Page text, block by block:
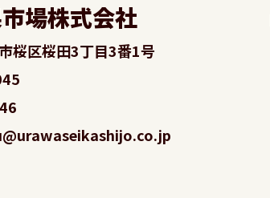
場株式会社
桜区桜田3丁目3番1号